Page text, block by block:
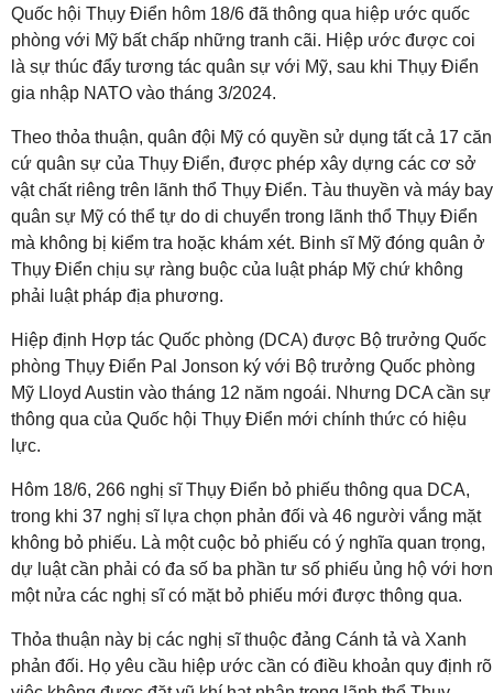
Quốc hội Thụy Điển hôm 18/6 đã thông qua hiệp ước quốc
phòng với Mỹ bất chấp những tranh cãi. Hiệp ước được coi
là sự thúc đẩy tương tác quân sự với Mỹ, sau khi Thụy Điển
gia nhập NATO vào tháng 3/2024.
Theo thỏa thuận, quân đội Mỹ có quyền sử dụng tất cả 17 căn
cứ quân sự của Thụy Điển, được phép xây dựng các cơ sở
vật chất riêng trên lãnh thổ Thụy Điển. Tàu thuyền và máy bay
quân sự Mỹ có thể tự do di chuyển trong lãnh thổ Thụy Điển
mà không bị kiểm tra hoặc khám xét. Binh sĩ Mỹ đóng quân ở
Thụy Điển chịu sự ràng buộc của luật pháp Mỹ chứ không
phải luật pháp địa phương.
Hiệp định Hợp tác Quốc phòng (DCA) được Bộ trưởng Quốc
phòng Thụy Điển Pal Jonson ký với Bộ trưởng Quốc phòng
Mỹ Lloyd Austin vào tháng 12 năm ngoái. Nhưng DCA cần sự
thông qua của Quốc hội Thụy Điển mới chính thức có hiệu
lực.
Hôm 18/6, 266 nghị sĩ Thụy Điển bỏ phiếu thông qua DCA,
trong khi 37 nghị sĩ lựa chọn phản đối và 46 người vắng mặt
không bỏ phiếu. Là một cuộc bỏ phiếu có ý nghĩa quan trọng,
dự luật cần phải có đa số ba phần tư số phiếu ủng hộ với hơn
một nửa các nghị sĩ có mặt bỏ phiếu mới được thông qua.
Thỏa thuận này bị các nghị sĩ thuộc đảng Cánh tả và Xanh
phản đối. Họ yêu cầu hiệp ước cần có điều khoản quy định rõ